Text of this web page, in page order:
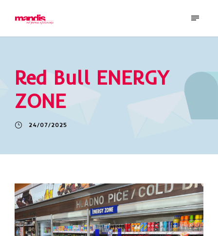
Red Bull ENERGY
ZONE
24/07/2025